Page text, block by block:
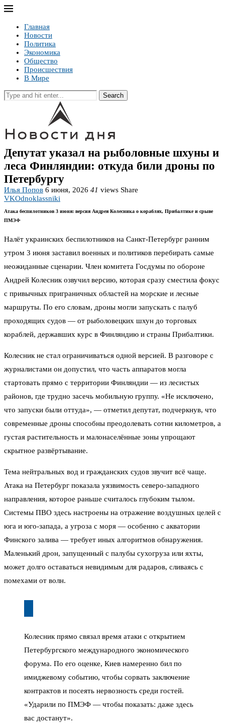
Главная
Новости
Политика
Экономика
Общество
Происшествия
В Мире
Search
Депутат указал на рыболовные шхуны и
леса Финляндии: откуда били дроны по
Петербургу
Илья Попов 6 июня, 2026 41 views Share
VKOdnoklassniki
Атака беспилотников 3 июня: версия Андрея Колесника о кораблях, Прибалтике и срыве
ПМЭФ
Налёт украинских беспилотников на Санкт-Петербург ранним
утром 3 июня заставил военных и политиков перебирать самые
неожиданные сценарии. Член комитета Госдумы по обороне
Андрей Колесник озвучил версию, которая сразу сместила фокус
с привычных приграничных областей на морские и лесные
маршруты. По его словам, дроны могли запускать с палуб
проходящих судов — от рыболовецких шхун до торговых
кораблей, державших курс в Финляндию и страны Прибалтики.
Колесник не стал ограничиваться одной версией. В разговоре с
журналистами он допустил, что часть аппаратов могла
стартовать прямо с территории Финляндии — из лесистых
районов, где трудно засечь мобильную группу. «Не исключено,
что запуски были оттуда», — отметил депутат, подчеркнув, что
современные дроны способны преодолевать сотни километров, а
густая растительность и малонаселённые зоны упрощают
скрытное развёртывание.
Тема нейтральных вод и гражданских судов звучит всё чаще.
Атака на Петербург показала уязвимость северо-западного
направления, которое раньше считалось глубоким тылом.
Системы ПВО здесь настроены на отражение воздушных целей с
юга и юго-запада, а угроза с моря — особенно с акватории
Финского залива — требует иных алгоритмов обнаружения.
Маленький дрон, запущенный с палубы сухогруза или яхты,
может долго оставаться невидимым для радаров, сливаясь с
помехами от волн.
Колесник прямо связал время атаки с открытием
Петербургского международного экономического
форума. По его оценке, Киев намеренно бил по
имиджевому событию, чтобы сорвать заключение
контрактов и посеять нервозность среди гостей.
«Ударили по ПМЭФ — чтобы показать: даже здесь
вас достанут».